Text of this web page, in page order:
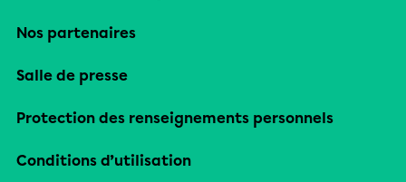
Nos partenaires
Salle de presse
Protection des renseignements personnels
Conditions d’utilisation